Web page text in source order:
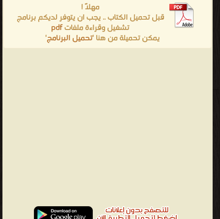
مهلاً !
قبل تحميل الكتاب .. يجب ان يتوفر لديكم برنامج
تشغيل وقراءة ملفاتpdf
يمكن تحميلة من هنا 'تحميل البرنامج'